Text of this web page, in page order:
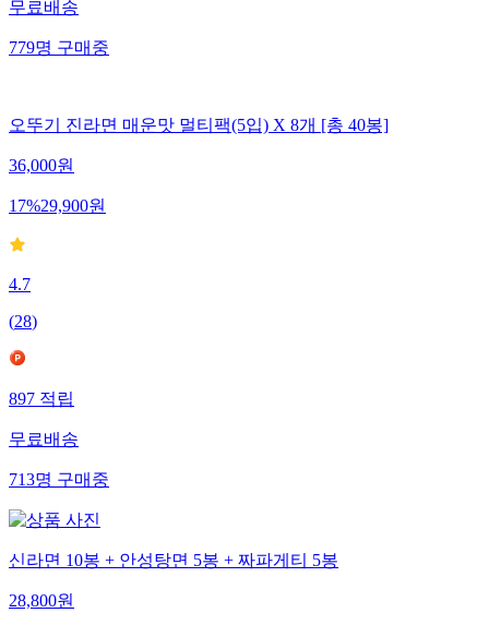
무료배송
779명구매중
오뚜기 진라면 매운맛 멀티팩(5입) X 8개 [총 40봉]
36,000원
17%29,900원
4.7
(28)
897적립
무료배송
713명구매중
신라면 10봉 + 안성탕면 5봉 + 짜파게티 5봉
28,800원